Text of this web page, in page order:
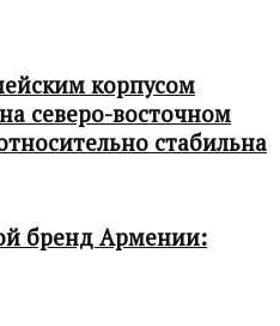
корпусом
северо-восточном
стабильна
бренд Армении: